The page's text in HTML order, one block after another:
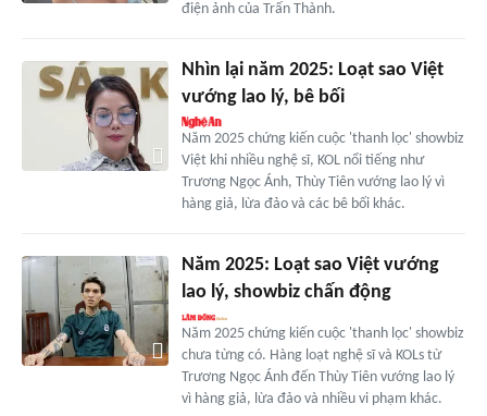
điện ảnh của Trấn Thành.
Nhìn lại năm 2025: Loạt sao Việt
vướng lao lý, bê bối
Năm 2025 chứng kiến cuộc 'thanh lọc' showbiz
Việt khi nhiều nghệ sĩ, KOL nổi tiếng như
Trương Ngọc Ánh, Thùy Tiên vướng lao lý vì
hàng giả, lừa đảo và các bê bối khác.
Năm 2025: Loạt sao Việt vướng
lao lý, showbiz chấn động
Năm 2025 chứng kiến cuộc 'thanh lọc' showbiz
chưa từng có. Hàng loạt nghệ sĩ và KOLs từ
Trương Ngọc Ánh đến Thùy Tiên vướng lao lý
vì hàng giả, lừa đảo và nhiều vi phạm khác.